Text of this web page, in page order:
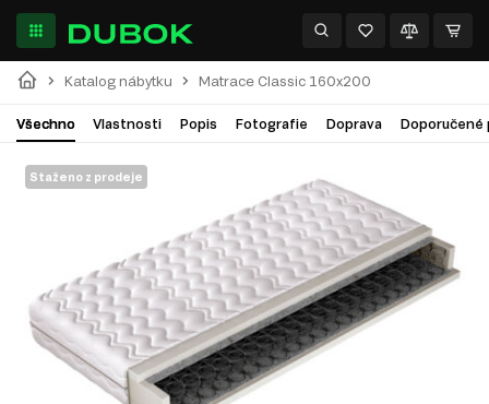
Katalog nábytku Matrace Classic 160x200
Všechno Vlastnosti Popis Fotografie Doprava Doporučené
Staženo z prodeje